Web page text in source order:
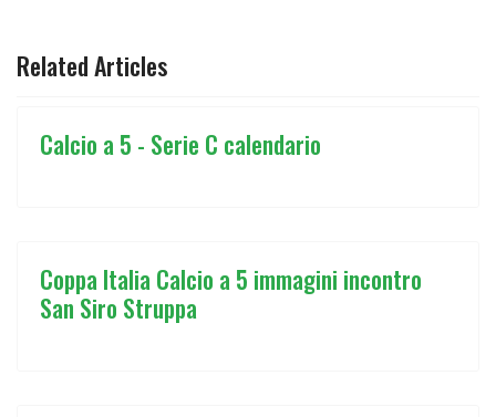
Related Articles
Calcio a 5 - Serie C calendario
Coppa Italia Calcio a 5 immagini incontro
San Siro Struppa